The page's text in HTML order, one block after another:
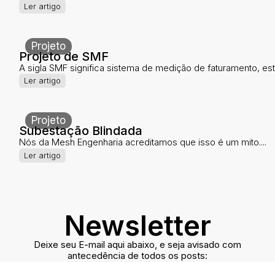
Ler artigo
Projeto
Projeto de SMF
A sigla SMF significa sistema de medição de faturamento,
Ler artigo
Projeto
Subestação Blindada
Nós da Mesh Engenharia acreditamos que isso é um mito....
Ler artigo
Newsletter
Deixe seu E-mail aqui abaixo, e seja avisado com
antecedência de todos os posts: